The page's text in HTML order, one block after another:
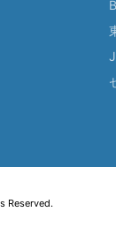
Reserved.